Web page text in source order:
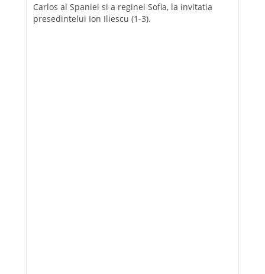
Carlos al Spaniei si a reginei Sofia, la invitatia
presedintelui Ion Iliescu (1-3).